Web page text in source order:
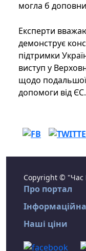
могла б
Експерти
демонструє
підтримки
виступ у
щодо подальшої
допомоги від ЄС.
Copyright © "Час
Про портал
Наші ціни